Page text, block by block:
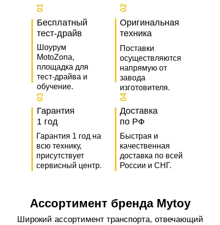
Бесплатный
тест-драйв
Шоурум
MotoZona,
площадка для
тест-драйва и
обучение.
Гарантия
1 год
Гарантия 1 год на
всю технику,
присутствует
сервисный центр.
Оригинальная
техника
Поставки
осуществляются
напрямую от
завода
изготовителя.
Доставка
по РФ
Быстрая и
качественная
доставка по всей
России и СНГ.
01 02
03 04
Ассортимент бренда Mytoy
Широкий ассортимент транспорта, отвечающий